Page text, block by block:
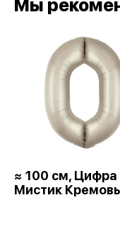
Мы
≈ 100 см, Цифра
Мистик